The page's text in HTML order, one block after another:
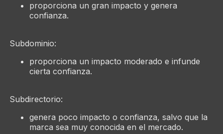
proporciona un gran impacto y genera
confianza.
Subdominio:
proporciona un impacto moderado e infunde
cierta confianza.
Subdirectorio:
genera poco impacto o confianza, salvo que la
marca sea muy conocida en el mercado.